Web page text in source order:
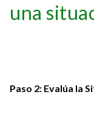
una
Paso 2: Evalúa la